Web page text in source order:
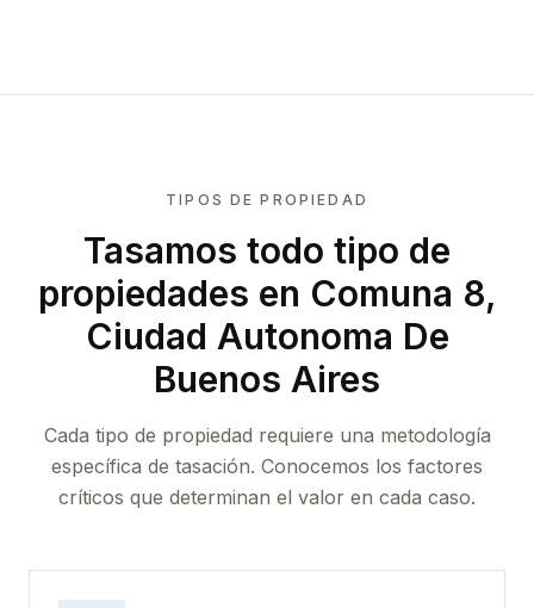
TIPOS DE PROPIEDAD
Tasamos todo tipo de
propiedades en Comuna 8,
Ciudad Autonoma De
Buenos Aires
Cada tipo de propiedad requiere una metodología
específica de tasación. Conocemos los factores
críticos que determinan el valor en cada caso.